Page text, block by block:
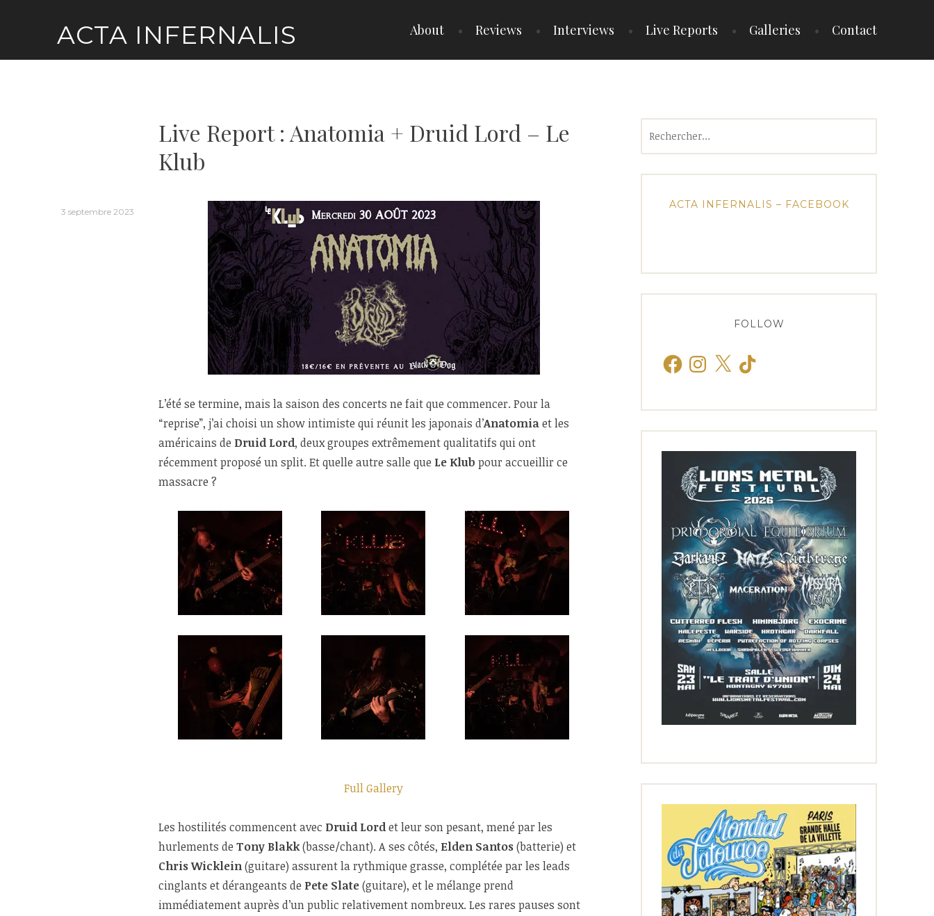
ACTA INFERNALIS About Reviews Interviews Live Reports Galleries Contact
Live Report : Anatomia + Druid Lord – Le
Klub
3 septembre 2023
L’été se termine, mais la saison des concerts ne fait que commencer. Pour la
“reprise”, j’ai choisi un show intimiste qui réunit les japonais d’Anatomiaet les
américains de Druid Lord, deux groupes extrêmement qualitatifs qui ont
récemment proposé un split. Et quelle autre salle que Le Klub pour accueillir ce
massacre ?
Full Gallery
Les hostilités commencent avec Druid Lordet leur son pesant, mené par les
hurlements de Tony Blakk(basse/chant). A ses côtés, Elden Santos(batterie) et
Chris Wicklein(guitare) assurent la rythmique grasse, complétée par les leads
cinglants et dérangeants de Pete Slate(guitare), et le mélange prend
immédiatement auprès d’un public relativement nombreux. Les rares pauses sont
ACTA INFERNALIS – FACEBOOK
FOLLOW
FacebookInstagram
X TikTok